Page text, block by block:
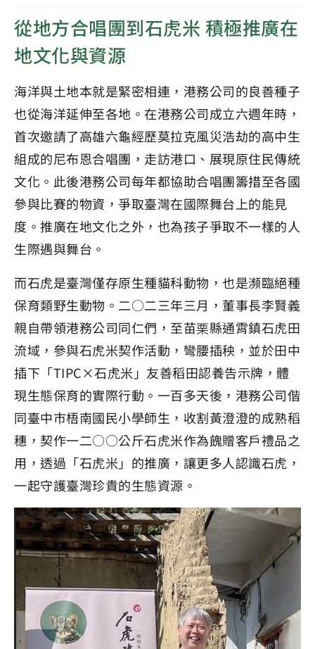
從地方合唱團到石虎米 積極推廣在
地文化與資源
海洋與土地本就是緊密相連，港務公司的良善種子
也從海洋延伸至各地。在港務公司成立六週年時，
首次邀請了高雄六龜經歷莫拉克風災浩劫的高中生
組成的尼布恩合唱團，走訪港口、展現原住民傳統
文化。此後港務公司每年都協助合唱團籌措至各國
參與比賽的物資，爭取臺灣在國際舞台上的能見
度。推廣在地文化之外，也為孩子爭取不一樣的人
生際遇與舞台。
而石虎是臺灣僅存原生種貓科動物，也是瀕臨絕種
保育類野生動物。二○二三年三月，董事長李賢義
親自帶領港務公司同仁們，至苗栗縣通霄鎮石虎田
流域，參與石虎米契作活動，彎腰插秧，並於田中
插下「TIPC×石虎米」友善稻田認養告示牌，體
現生態保育的實際行動。一百多天後，港務公司偕
同臺中市梧南國民小學師生，收割黃澄澄的成熟稻
穗，契作一二○○公斤石虎米作為餽贈客戶禮品之
用，透過「石虎米」的推廣，讓更多人認識石虎，
一起守護臺灣珍貴的生態資源。